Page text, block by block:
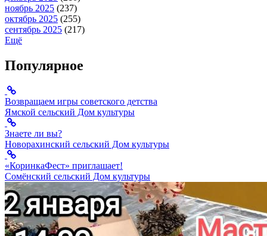
ноябрь 2025 (237)
октябрь 2025 (255)
сентябрь 2025 (217)
Ещё
Популярное
Возвращаем игры советского детства
Ямской сельский Дом культуры
Знаете ли вы?
Новорахинский сельский Дом культуры
«КоринкаФест» приглашает!
Сомёнский сельский Дом культуры